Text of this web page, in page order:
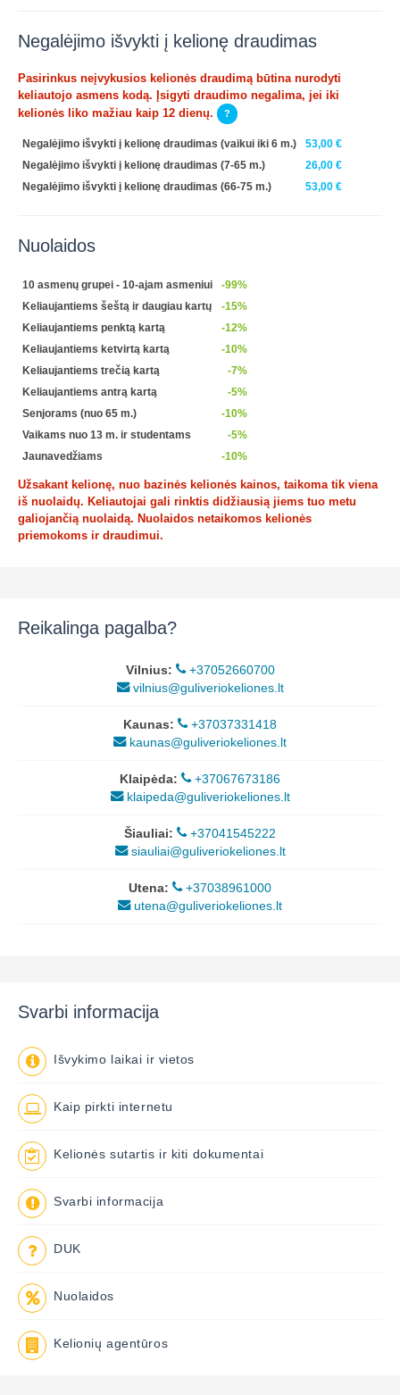
Negalėjimo išvykti į kelionę draudimas
Pasirinkus neįvykusios kelionės draudimą būtina nurodyti
keliautojo asmens kodą. Įsigyti draudimo negalima, jei iki
kelionės liko mažiau kaip 12 dienų.
?
Negalėjimo išvykti į kelionę draudimas (vaikui iki 6 m.)
53,00 €
Negalėjimo išvykti į kelionę draudimas (7-65 m.)
26,00 €
Negalėjimo išvykti į kelionę draudimas (66-75 m.)
53,00 €
Nuolaidos
10 asmenų grupei - 10-ajam asmeniui
-99%
Keliaujantiems šeštą ir daugiau kartų
-15%
Keliaujantiems penktą kartą
-12%
Keliaujantiems ketvirtą kartą
-10%
Keliaujantiems trečią kartą
-7%
Keliaujantiems antrą kartą
-5%
Senjorams (nuo 65 m.)
-10%
Vaikams nuo 13 m. ir studentams
-5%
Jaunavedžiams
-10%
Užsakant kelionę, nuo bazinės kelionės kainos, taikoma tik viena
iš nuolaidų. Keliautojai gali rinktis didžiausią jiems tuo metu
galiojančią nuolaidą. Nuolaidos netaikomos kelionės
priemokoms ir draudimui.
Reikalinga pagalba?
Vilnius:
+37052660700
vilnius@guliveriokeliones.lt
Kaunas:
+37037331418
kaunas@guliveriokeliones.lt
Klaipėda:
+37067673186
klaipeda@guliveriokeliones.lt
Šiauliai:
+37041545222
siauliai@guliveriokeliones.lt
Utena:
+37038961000
utena@guliveriokeliones.lt
Svarbi informacija
Išvykimo laikai ir vietos
Kaip pirkti internetu
Kelionės sutartis ir kiti dokumentai
Svarbi informacija
DUK
Nuolaidos
Kelionių agentūros